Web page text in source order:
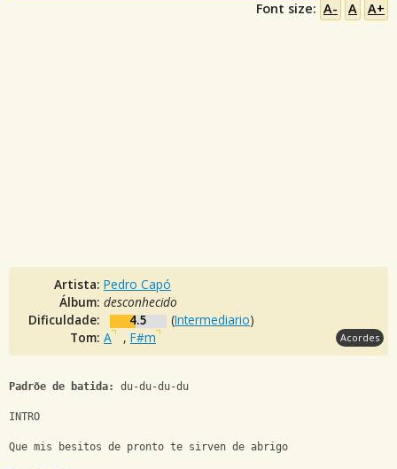
Font size: A- A A+
Artista: Pedro Capó
Álbum: desconhecido
Dificuldade:
4.5 (Intermediario)
Tom: A , F#m Acordes
Padrõe de batida: du-du-du-du
INTRO
Que mis besitos de pronto te sirven de abrigo